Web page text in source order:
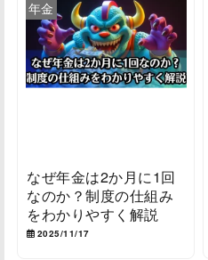
年金
なぜ年金は2か月に1回
なのか？制度の仕組み
をわかりやすく解説
2025/11/17